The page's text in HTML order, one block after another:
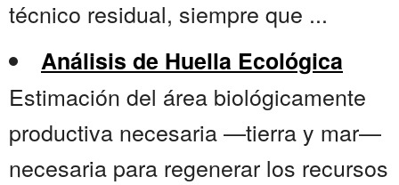
técnico residual, siempre que ...
Análisis de Huella Ecológica
Estimación del área biológicamente
productiva necesaria —tierra y mar—
necesaria para regenerar los recursos